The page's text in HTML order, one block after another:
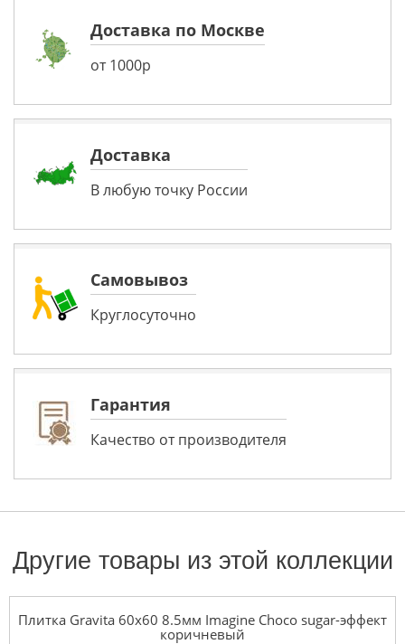
Доставка по Москве
от 1000р
Доставка
В любую точку России
Самовывоз
Круглосуточно
Гарантия
Качество от производителя
Другие товары из этой коллекции
Плитка Gravita 60x60 8.5мм Imagine Choco sugar-эффект
коричневый